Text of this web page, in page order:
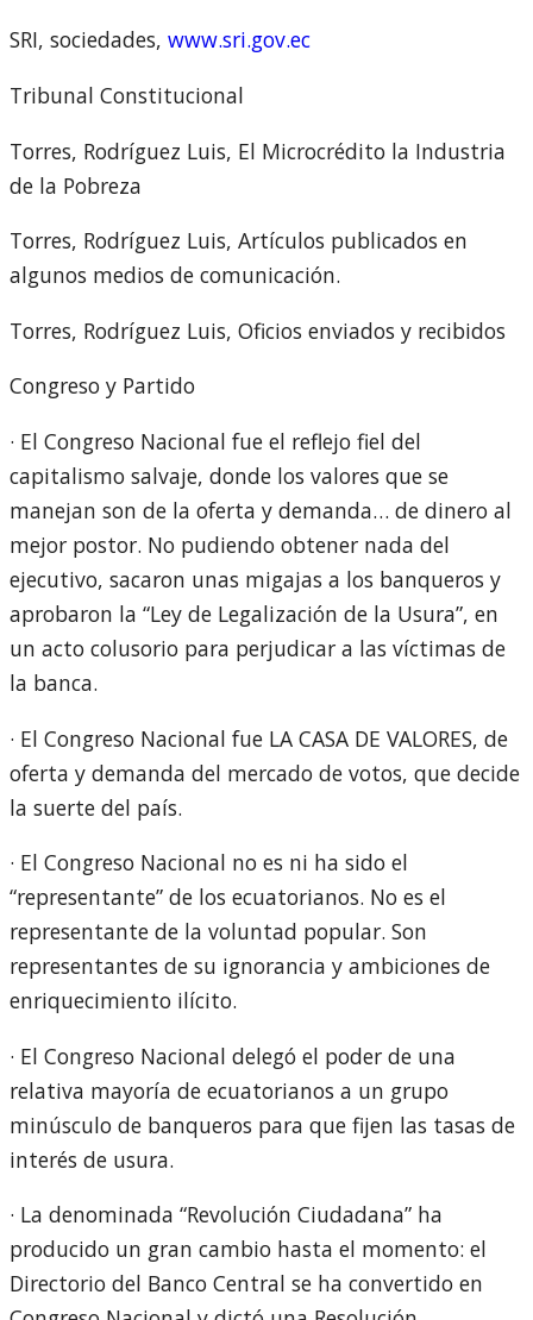
SRI, sociedades, www.sri.gov.ec
Tribunal Constitucional
Torres, Rodríguez Luis, El Microcrédito la Industria
de la Pobreza
Torres, Rodríguez Luis, Artículos publicados en
algunos medios de comunicación.
Torres, Rodríguez Luis, Oficios enviados y recibidos
Congreso y Partido
· El Congreso Nacional fue el reflejo fiel del
capitalismo salvaje, donde los valores que se
manejan son de la oferta y demanda… de dinero al
mejor postor. No pudiendo obtener nada del
ejecutivo, sacaron unas migajas a los banqueros y
aprobaron la “Ley de Legalización de la Usura”, en
un acto colusorio para perjudicar a las víctimas de
la banca.
· El Congreso Nacional fue LA CASA DE VALORES, de
oferta y demanda del mercado de votos, que decide
la suerte del país.
· El Congreso Nacional no es ni ha sido el
“representante” de los ecuatorianos. No es el
representante de la voluntad popular. Son
representantes de su ignorancia y ambiciones de
enriquecimiento ilícito.
· El Congreso Nacional delegó el poder de una
relativa mayoría de ecuatorianos a un grupo
minúsculo de banqueros para que fijen las tasas de
interés de usura.
· La denominada “Revolución Ciudadana” ha
producido un gran cambio hasta el momento: el
Directorio del Banco Central se ha convertido en